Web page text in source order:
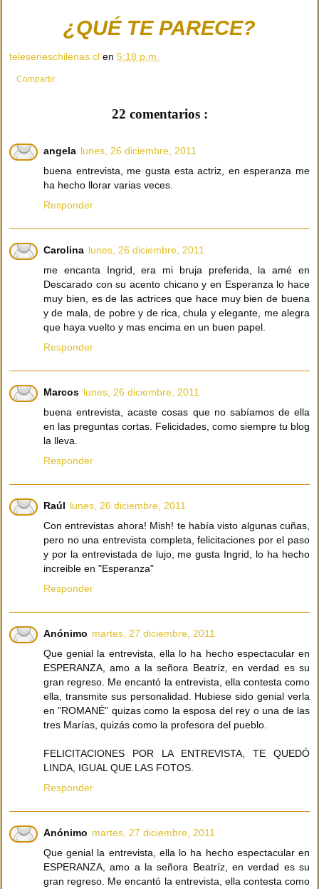
¿QUÉ TE PARECE?
teleserieschilenas.cl en 5:18 p.m.
Compartir
22 comentarios :
angela lunes, 26 diciembre, 2011
buena entrevista, me gusta esta actriz, en esperanza me
ha hecho llorar varias veces.
Responder
Carolina lunes, 26 diciembre, 2011
me encanta Ingrid, era mi bruja preferida, la amé en
Descarado con su acento chicano y en Esperanza lo hace
muy bien, es de las actrices que hace muy bien de buena
y de mala, de pobre y de rica, chula y elegante, me alegra
que haya vuelto y mas encima en un buen papel.
Responder
Marcos lunes, 26 diciembre, 2011
buena entrevista, acaste cosas que no sabíamos de ella
en las preguntas cortas. Felicidades, como siempre tu blog
la lleva.
Responder
Raúl lunes, 26 diciembre, 2011
Con entrevistas ahora! Mish! te había visto algunas cuñas,
pero no una entrevista completa, felicitaciones por el paso
y por la entrevistada de lujo, me gusta Ingrid, lo ha hecho
increible en "Esperanza"
Responder
Anónimo martes, 27 diciembre, 2011
Que genial la entrevista, ella lo ha hecho espectacular en
ESPERANZA, amo a la señora Beatríz, en verdad es su
gran regreso. Me encantó la entrevista, ella contesta como
ella, transmite sus personalidad. Hubiese sido genial verla
en "ROMANÉ" quizas como la esposa del rey o una de las
tres Marías, quizás como la profesora del pueblo.
FELICITACIONES POR LA ENTREVISTA, TE QUEDÓ
LINDA, IGUAL QUE LAS FOTOS.
Responder
Anónimo martes, 27 diciembre, 2011
Que genial la entrevista, ella lo ha hecho espectacular en
ESPERANZA, amo a la señora Beatríz, en verdad es su
gran regreso. Me encantó la entrevista, ella contesta como